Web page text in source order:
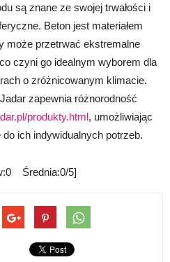
są znane ze swojej trwałości i
Beton jest materiałem
może przetrwać ekstremalne
czyni go idealnym wyborem dla
o zróżnicowanym klimacie.
zapewnia różnorodność
produkty.html, umożliwiając
ich indywidualnych potrzeb.
Średnia:0/5]